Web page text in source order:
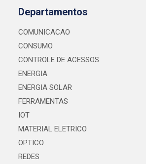
Departamentos
COMUNICACAO
CONSUMO
CONTROLE DE ACESSOS
ENERGIA
ENERGIA SOLAR
FERRAMENTAS
IOT
MATERIAL ELETRICO
OPTICO
REDES